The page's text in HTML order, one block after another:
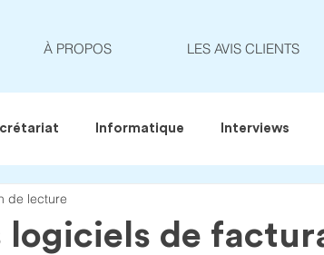
À PROPOS LES AVIS CLIENTS
Informatique Interviews
logiciels de
de lecture